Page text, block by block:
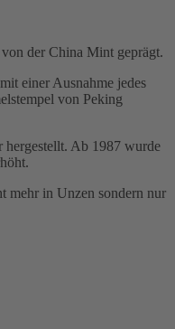
der China Mint geprägt.
einer Ausnahme jedes
von Peking
hergestellt. Ab 1987 wurde
mehr in Unzen sondern nur